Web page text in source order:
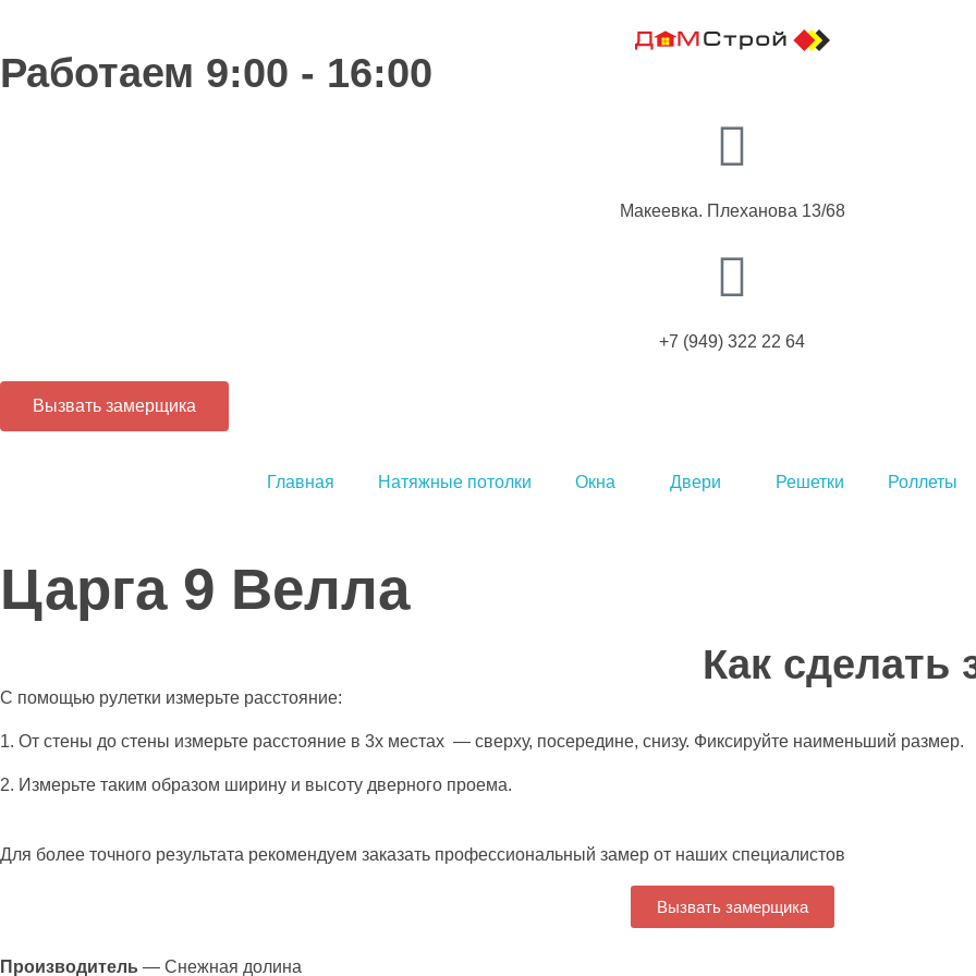
Работаем 9:00 - 16:00
Макеевка. Плеханова 13/68
+7 (949) 322 22 64
Вызвать замерщика
Главная Натяжные потолки Окна Двери Решетки Роллеты
Царга 9 Велла
Как сделать
С помощью рулетки измерьте расстояние:
1. От стены до стены измерьте расстояние в 3х местах — сверху, посередине, снизу. Фиксируйте наименьший размер.
2. Измерьте таким образом ширину и высоту дверного проема.
Для более точного результата рекомендуем заказать профессиональный замер от наших специалистов
Вызвать замерщика
Производитель — Снежная долина